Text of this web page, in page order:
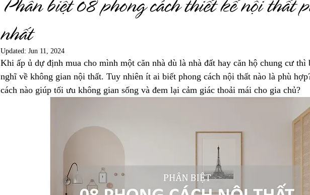
nhất
Updated: Jun 11, 2024
Khi ấp ủ dự định mua cho mình một căn nhà dù là nhà đất hay căn hộ chung cư thì
nghĩ về không gian nội thất. Tuy nhiên ít ai biết phong cách nội thất nào là phù
cách nào giúp tối ưu không gian sống và đem lại cảm giác thoải mái cho gia chủ?